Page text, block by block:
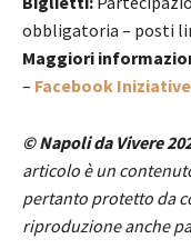
obbligatoria – posti
Maggiori
– Facebook
© Napoli da Vivere
articolo è un
pertanto protetto da
riproduzione anche